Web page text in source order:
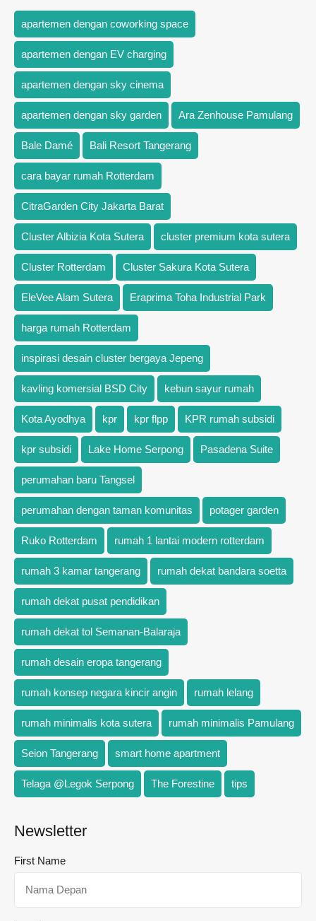
apartemen dengan coworking space
apartemen dengan EV charging
apartemen dengan sky cinema
apartemen dengan sky garden Ara Zenhouse Pamulang
Bale Damé Bali Resort Tangerang
cara bayar rumah Rotterdam
CitraGarden City Jakarta Barat
Cluster Albizia Kota Sutera cluster premium kota sutera
Cluster Rotterdam Cluster Sakura Kota Sutera
EleVee Alam Sutera Eraprima Toha Industrial Park
harga rumah Rotterdam
inspirasi desain cluster bergaya Jepeng
kavling komersial BSD City kebun sayur rumah
Kota Ayodhya kpr kpr flpp KPR rumah subsidi
kpr subsidi Lake Home Serpong Pasadena Suite
perumahan baru Tangsel
perumahan dengan taman komunitas potager garden
Ruko Rotterdam rumah 1 lantai modern rotterdam
rumah 3 kamar tangerang rumah dekat bandara soetta
rumah dekat pusat pendidikan
rumah dekat tol Semanan-Balaraja
rumah desain eropa tangerang
rumah konsep negara kincir angin rumah lelang
rumah minimalis kota sutera rumah minimalis Pamulang
Seion Tangerang smart home apartment
Telaga @Legok Serpong The Forestine tips
Newsletter
First Name